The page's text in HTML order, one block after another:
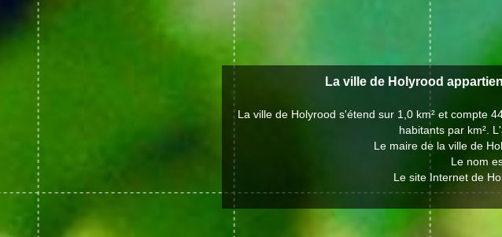
La ville de Holyrood
La ville de Holyrood s'étend sur 1,0 km² et compte
habitants par km².
Le maire de la ville de
Le nom
Le site Internet de